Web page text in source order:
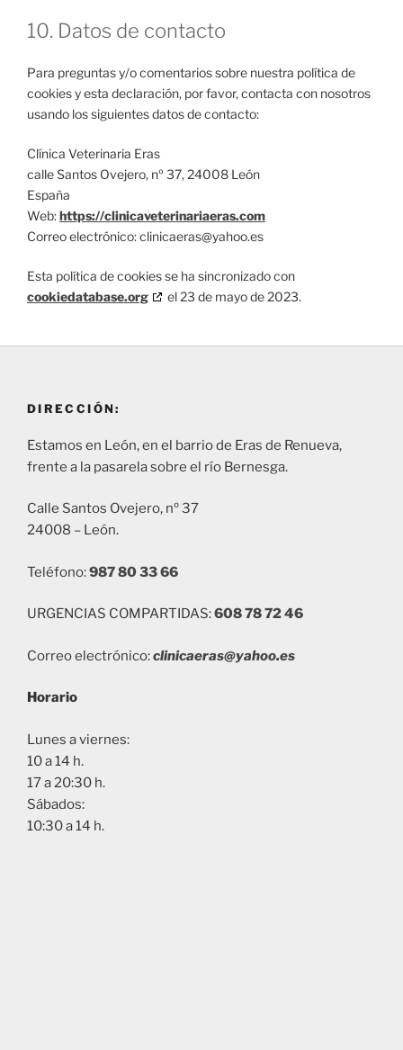
10. Datos de contacto
Para preguntas y/o comentarios sobre nuestra política de
cookies y esta declaración, por favor, contacta con nosotros
usando los siguientes datos de contacto:
Clínica Veterinaria Eras
calle Santos Ovejero, nº 37, 24008 León
España
Web:https://clinicaveterinariaeras.com
Correo electrónico:se.oohay@sareacinilc
Esta política de cookies se ha sincronizado con
cookiedatabase.org
el 23 de mayo de 2023.
DIRECCIÓN:
Estamos en León, en el barrio de Eras de Renueva,
frente a la pasarela sobre el río Bernesga.
Calle Santos Ovejero, nº 37
24008 – León.
Teléfono:987 80 33 66
URGENCIAS COMPARTIDAS:608 78 72 46
Correo electrónico:clinicaeras@yahoo.es
Horario
Lunes a viernes:
10 a 14 h.
17 a 20:30 h.
Sábados:
10:30 a 14 h.